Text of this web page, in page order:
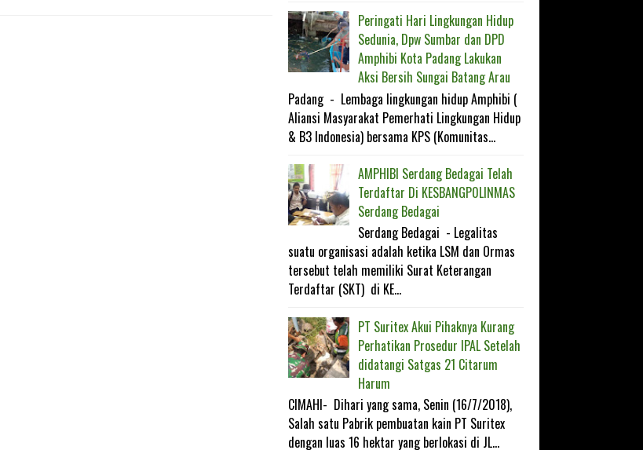
Peringati Hari Lingkungan Hidup
Sedunia, Dpw Sumbar dan DPD
Amphibi Kota Padang Lakukan
Aksi Bersih Sungai Batang Arau
Padang - Lembaga lingkungan hidup Amphibi (
Aliansi Masyarakat Pemerhati Lingkungan Hidup
& B3 Indonesia) bersama KPS (Komunitas...
AMPHIBI Serdang Bedagai Telah
Terdaftar Di KESBANGP0LINMAS
Serdang Bedagai
Serdang Bedagai - Legalitas
suatu organisasi adalah ketika LSM dan Ormas
tersebut telah memiliki Surat Keterangan
Terdaftar (SKT) di KE...
PT Suritex Akui Pihaknya Kurang
Perhatikan Prosedur IPAL Setelah
didatangi Satgas 21 Citarum
Harum
CIMAHI- Dihari yang sama, Senin (16/7/2018),
Salah satu Pabrik pembuatan kain PT Suritex
dengan luas 16 hektar yang berlokasi di JL...